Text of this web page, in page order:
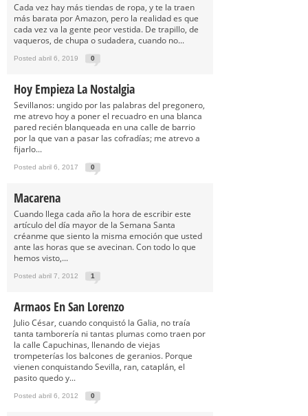
Cada vez hay más tiendas de ropa, y te la traen
más barata por Amazon, pero la realidad es que
cada vez va la gente peor vestida. De trapillo, de
vaqueros, de chupa o sudadera, cuando no...
Posted abril 6, 2019 0
Hoy Empieza La Nostalgia
Sevillanos: ungido por las palabras del pregonero,
me atrevo hoy a poner el recuadro en una blanca
pared recién blanqueada en una calle de barrio
por la que van a pasar las cofradías; me atrevo a
fijarlo...
Posted abril 6, 2017 0
Macarena
Cuando llega cada año la hora de escribir este
artículo del día mayor de la Semana Santa
créanme que siento la misma emoción que usted
ante las horas que se avecinan. Con todo lo que
hemos visto,...
Posted abril 7, 2012 1
Armaos En San Lorenzo
Julio César, cuando conquistó la Galia, no traía
tanta tamborería ni tantas plumas como traen por
la calle Capuchinas, llenando de viejas
trompeterías los balcones de geranios. Porque
vienen conquistando Sevilla, ran, cataplán, el
pasito quedo y...
Posted abril 6, 2012 0